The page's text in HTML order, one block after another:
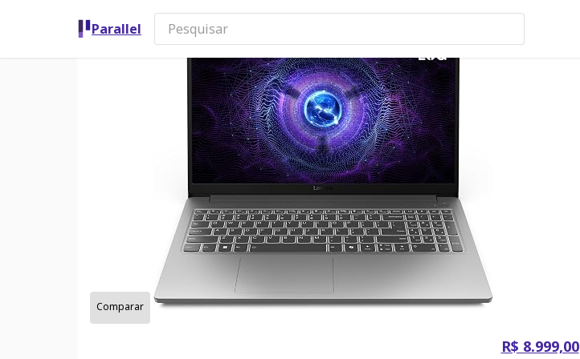
Parallel
Comparar
R$ 8.999,00